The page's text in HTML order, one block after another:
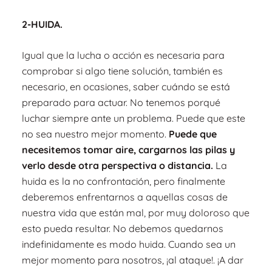
2-HUIDA.
Igual que la lucha o acción es necesaria para
comprobar si algo tiene solución, también es
necesario, en ocasiones, saber cuándo se está
preparado para actuar. No tenemos porqué
luchar siempre ante un problema. Puede que este
no sea nuestro mejor momento. Puede que
necesitemos tomar aire, cargarnos las pilas y
verlo desde otra perspectiva o distancia. La
huida es la no confrontación, pero finalmente
deberemos enfrentarnos a aquellas cosas de
nuestra vida que están mal, por muy doloroso que
esto pueda resultar. No debemos quedarnos
indefinidamente es modo huida. Cuando sea un
mejor momento para nosotros, ¡al ataque!. ¡A dar